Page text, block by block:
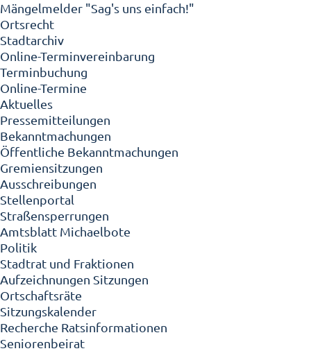
Mängelmelder "Sag's uns einfach!"
Ortsrecht
Stadtarchiv
Online-Terminvereinbarung
Terminbuchung
Online-Termine
Aktuelles
Pressemitteilungen
Bekanntmachungen
Öffentliche Bekanntmachungen
Gremiensitzungen
Ausschreibungen
Stellenportal
Straßensperrungen
Amtsblatt Michaelbote
Politik
Stadtrat und Fraktionen
Aufzeichnungen Sitzungen
Ortschaftsräte
Sitzungskalender
Recherche Ratsinformationen
Seniorenbeirat